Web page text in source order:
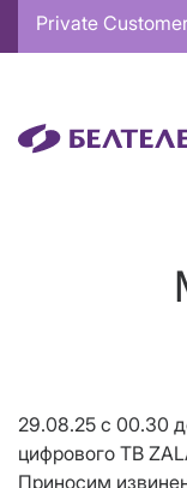
Основная
навигация
Private
29.08.25 с 00.30
цифрового ТВ
Приносим